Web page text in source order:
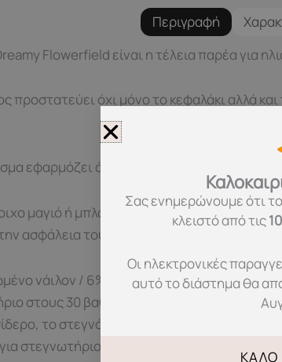
Περιγραφή
Flowerfield είναι η τέλεια παρέα για
όχι μόνο το κεφαλάκι αλλά και
εφαρμόζει άνετα και παραμένει στη
μαγιό ή μπλουζάκι με προστασία UV
ασφάλεια του μικρού σας!
νάιλον / 6% ελαστάνη.
στους 30 βαθμούς σε ήπιο πρόγραμμα.
το στεγνό καθάρισμα και η χρήση
στεγνωτήριο.
Σας ενημερώνουμε ότι
κλειστό από τις
Οι ηλεκτρονικές
αυτό το διάστημα θα
ΚΑΛΌ